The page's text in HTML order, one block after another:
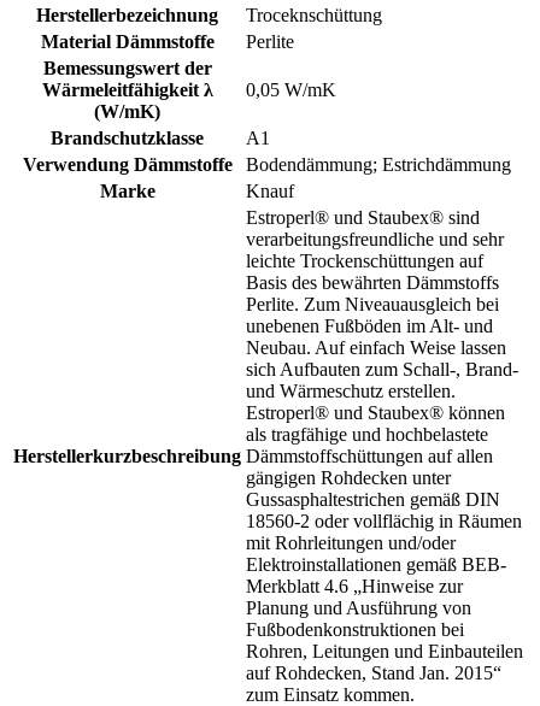
Herstellerbezeichnung
Troceknschüttung
Material Dämmstoffe
Perlite
Bemessungswert der
Wärmeleitfähigkeit λ
(W/mK)
0,05 W/mK
Brandschutzklasse
A1
Verwendung Dämmstoffe
Bodendämmung; Estrichdämmung
Marke
Knauf
Herstellerkurzbeschreibung
Estroperl® und Staubex® sind
verarbeitungsfreundliche und sehr
leichte Trockenschüttungen auf
Basis des bewährten Dämmstoffs
Perlite. Zum Niveauausgleich bei
unebenen Fußböden im Alt- und
Neubau. Auf einfach Weise lassen
sich Aufbauten zum Schall-, Brand-
und Wärmeschutz erstellen.
Estroperl® und Staubex® können
als tragfähige und hochbelastete
Dämmstoffschüttungen auf allen
gängigen Rohdecken unter
Gussasphaltestrichen gemäß DIN
18560-2 oder vollflächig in Räumen
mit Rohrleitungen und/oder
Elektroinstallationen gemäß BEB-
Merkblatt 4.6 „Hinweise zur
Planung und Ausführung von
Fußbodenkonstruktionen bei
Rohren, Leitungen und Einbauteilen
auf Rohdecken, Stand Jan. 2015“
zum Einsatz kommen.